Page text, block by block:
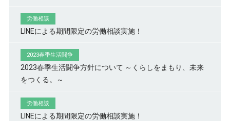
労働相談
LINEによる期間限定の労働相談実施！
2023春季生活闘争
2023春季生活闘争方針について ～くらしをまもり、未来
をつくる。～
労働相談
LINEによる期間限定の労働相談実施！